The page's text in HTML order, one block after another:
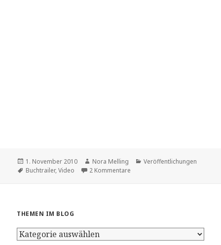
Veröffentlicht
am
1. November 2010 Autor
Nora Melling Kategorien
Veröffentlichungen
Schlagwörter
Buchtrailer,Video 2 Kommentare
THEMEN IM BLOG
Themen
im